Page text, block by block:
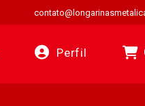
Perfil